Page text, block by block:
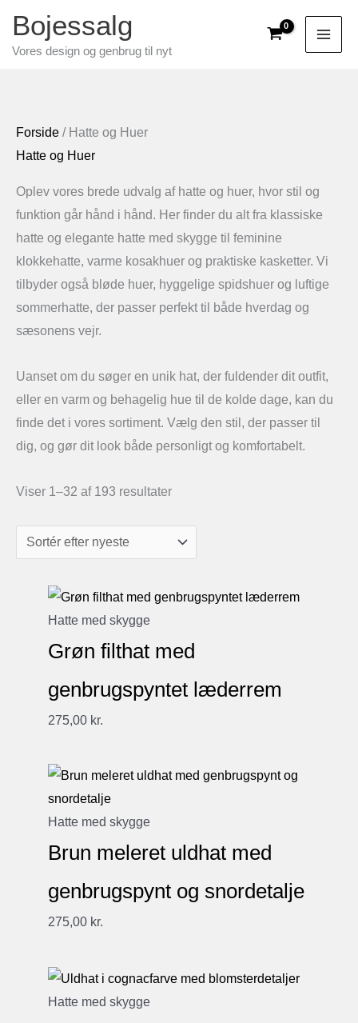
indholdet
Bojessalg
Vores design og genbrug til nyt
Forside / Hatte og Huer
Hatte og Huer
Oplev vores brede udvalg af hatte og huer, hvor stil og
funktion går hånd i hånd. Her finder du alt fra klassiske
hatte og elegante hatte med skygge til feminine
klokkehatte, varme kosakhuer og praktiske kasketter. Vi
tilbyder også bløde huer, hyggelige spidshuer og luftige
sommerhatte, der passer perfekt til både hverdag og
sæsonens vejr.
Uanset om du søger en unik hat, der fuldender dit outfit,
eller en varm og behagelig hue til de kolde dage, kan du
finde det i vores sortiment. Vælg den stil, der passer til
dig, og gør dit look både personligt og komfortabelt.
Viser 1–32 af 193 resultaterSorteret
seneste
Hatte med skygge
Grøn filthat med
genbrugspyntet læderrem
275,00 kr.
Hatte med skygge
Brun meleret uldhat med
genbrugspynt og snordetalje
275,00 kr.
Hatte med skygge